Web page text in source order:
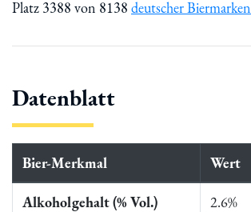
Platz 3388 von 8138 deutscher Biermarken
Datenblatt
Bier-Merkmal Wert
Alkoholgehalt (% Vol.) 2.6%